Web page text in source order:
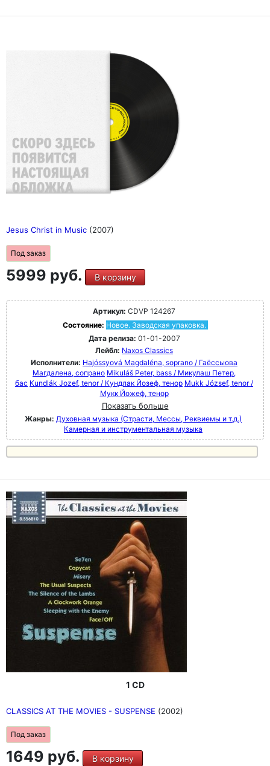
Jesus Christ in Music (2007)
Под заказ
5999 руб. В корзину
Артикул: CDVP 124267
Состояние: Новое. Заводская упаковка.
Дата релиза: 01-01-2007
Лейбл: Naxos Classics
Исполнители: Hajóssyová Magdaléna, soprano / Гаёссыова
Магдалена, сопрано Mikuláš Peter, bass / Микулаш Петер,
бас Kundlák Jozef, tenor / Кундлак Йозеф, тенор Mukk József, tenor /
Мукк Йожеф, тенор
Показать больше
Жанры: Духовная музыка (Страсти, Мессы, Реквиемы и т.д.)
Камерная и инструментальная музыка
1 CD
CLASSICS AT THE MOVIES - SUSPENSE (2002)
Под заказ
1649 руб. В корзину